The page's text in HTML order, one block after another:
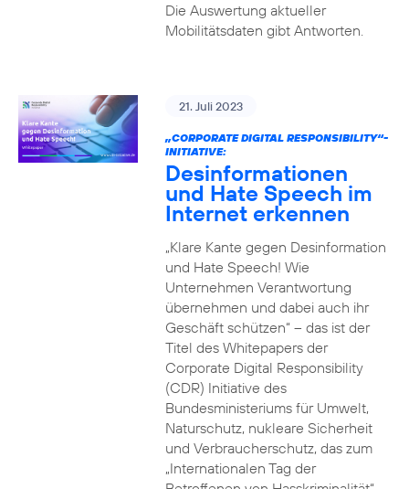
Die Auswertung aktueller
Mobilitätsdaten gibt Antworten.
21. Juli 2023
„CORPORATE DIGITAL RESPONSIBILITY“-
INITIATIVE:
Desinformationen
und Hate Speech im
Internet erkennen
„Klare Kante gegen Desinformation
und Hate Speech! Wie
Unternehmen Verantwortung
übernehmen und dabei auch ihr
Geschäft schützen“ – das ist der
Titel des Whitepapers der
Corporate Digital Responsibility
(CDR) Initiative des
Bundesministeriums für Umwelt,
Naturschutz, nukleare Sicherheit
und Verbraucherschutz, das zum
„Internationalen Tag der